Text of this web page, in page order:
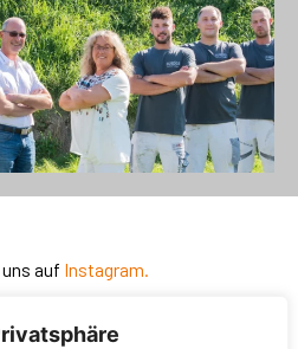
auf Instagram.
zurStartseite.